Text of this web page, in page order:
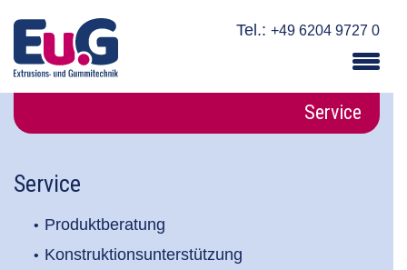
Tel.: +49 6204 9727 0
Service
Service
Produktberatung
Konstruktionsunterstützung